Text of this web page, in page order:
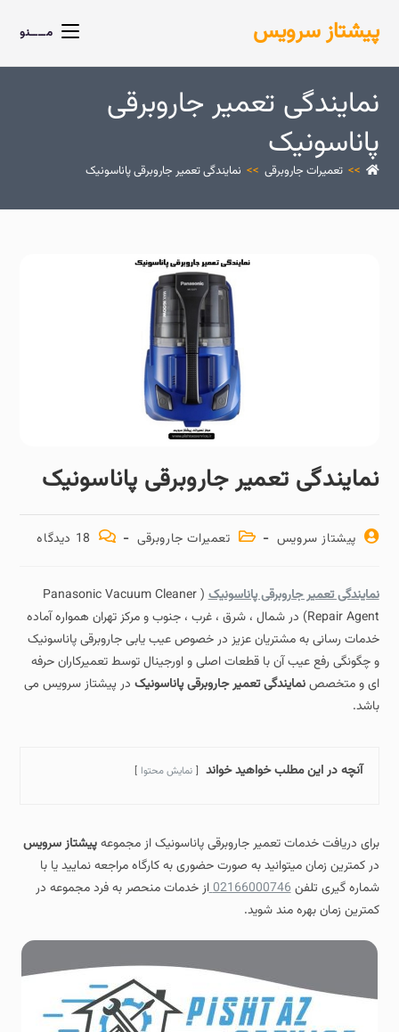
پیشتاز سرویس مــــنو
نمایندگی تعمیر جاروبرقی
پاناسونیک
>> تعمیرات جاروبرقی >> نمایندگی تعمیر جاروبرقی پاناسونیک
نمایندگی تعمیر جاروبرقی پاناسونیک
پیشتاز سرویس تعمیرات جاروبرقی 18 دیدگاه‌
نمایندگی تعمیر جاروبرقی پاناسونیک ( Panasonic Vacuum Cleaner
Repair Agent) در شمال ، شرق ، غرب ، جنوب و مرکز تهران همواره آماده
خدمات رسانی به مشتریان عزیز در خصوص عیب یابی جاروبرقی پاناسونیک
و چگونگی رفع عیب آن با قطعات اصلی و اورجینال توسط تعمیرکاران حرفه
ای و متخصصنمایندگی تعمیر جاروبرقی پاناسونیک در پیشتاز سرویس می
باشد.
آنچه در این مطلب خواهید خواند نمایش محتوا
برای دریافت خدمات تعمیر جاروبرقی پاناسونیک از مجموعهپیشتاز سرویس
در کمترین زمان میتوانید به صورت حضوری به کارگاه مراجعه نمایید یا با
شماره گیری تلفن02166000746از خدمات منحصر به فرد مجموعه در
کمترین زمان بهره مند شوید.